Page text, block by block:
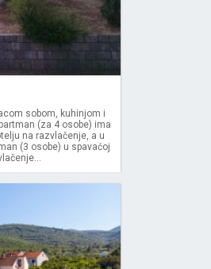
sobom, kuhinjom i
(za 4 osobe) ima
na razvlačenje, a u
(3 osobe) u spavaćoj